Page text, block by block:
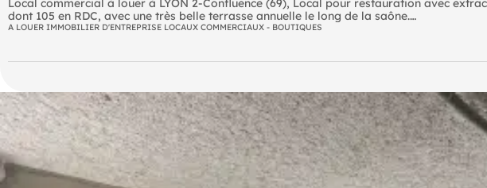
dont 105 en RDC, avec une très belle terrasse annuelle le long de la saône.
magnifique local en angle et entièrement vitré, avec + de 4,5 m de hauteur sous plafond,
ce local était un restaurant, ce qui fait que tout a été pensé et créé pour ça ...espace
RDC et une à l'étage, etc..le local est équipé d'une extraction .
Loyer mensuel : 4200 € HT HC
Pas de porte demandé par la bailleur d'un montant de 60 000 € alors qu'il y a eu plus
Plus d'informations sur demande. Les honoraires d'agence sont à la charge du
A LOUER IMMOBILIER D'ENTREPRISE LOCAUX COMMERCIAUX - BOUTIQUES